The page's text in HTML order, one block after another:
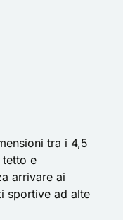
tra i 4,5
e
arrivare ai
sportive ad alte